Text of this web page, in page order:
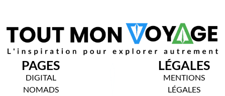
PAGES
DIGITAL
NOMADS
LÉGALES
MENTIONS
LÉGALES